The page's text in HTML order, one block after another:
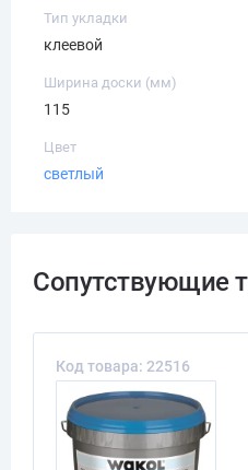
Тип укладки
клеевой
Ширина доски (мм)
115
Цвет
светлый
Код товара: 22516